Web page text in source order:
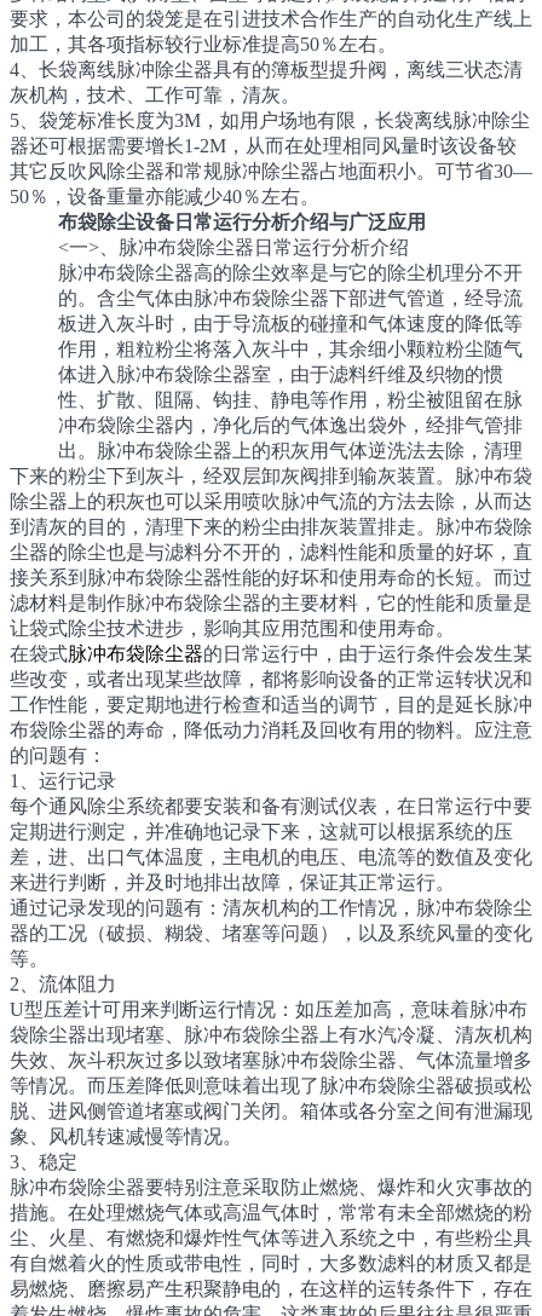
要求，本公司的袋笼是在引进技术合作生产的自动化生产线上
加工，其各项指标较行业标准提高50％左右。
4、长袋离线脉冲除尘器具有的簿板型提升阀，离线三状态清
灰机构，技术、工作可靠，清灰。
5、袋笼标准长度为3M，如用户场地有限，长袋离线脉冲除尘
器还可根据需要增长1-2M，从而在处理相同风量时该设备较
其它反吹风除尘器和常规脉冲除尘器占地面积小。可节省30—
50％，设备重量亦能减少40％左右。
布袋除尘设备日常运行分析介绍与广泛应用
<一>、脉冲布袋除尘器日常运行分析介绍
脉冲布袋除尘器高的除尘效率是与它的除尘机理分不开
的。含尘气体由脉冲布袋除尘器下部进气管道，经导流
板进入灰斗时，由于导流板的碰撞和气体速度的降低等
作用，粗粒粉尘将落入灰斗中，其余细小颗粒粉尘随气
体进入脉冲布袋除尘器室，由于滤料纤维及织物的惯
性、扩散、阻隔、钩挂、静电等作用，粉尘被阻留在脉
冲布袋除尘器内，净化后的气体逸出袋外，经排气管排
出。脉冲布袋除尘器上的积灰用气体逆洗法去除，清理
下来的粉尘下到灰斗，经双层卸灰阀排到输灰装置。脉冲布袋
除尘器上的积灰也可以采用喷吹脉冲气流的方法去除，从而达
到清灰的目的，清理下来的粉尘由排灰装置排走。脉冲布袋除
尘器的除尘也是与滤料分不开的，滤料性能和质量的好坏，直
接关系到脉冲布袋除尘器性能的好坏和使用寿命的长短。而过
滤材料是制作脉冲布袋除尘器的主要材料，它的性能和质量是
让袋式除尘技术进步，影响其应用范围和使用寿命。
在袋式脉冲布袋除尘器的日常运行中，由于运行条件会发生某
些改变，或者出现某些故障，都将影响设备的正常运转状况和
工作性能，要定期地进行检查和适当的调节，目的是延长脉冲
布袋除尘器的寿命，降低动力消耗及回收有用的物料。应注意
的问题有：
1、运行记录
每个通风除尘系统都要安装和备有测试仪表，在日常运行中要
定期进行测定，并准确地记录下来，这就可以根据系统的压
差，进、出口气体温度，主电机的电压、电流等的数值及变化
来进行判断，并及时地排出故障，保证其正常运行。
通过记录发现的问题有：清灰机构的工作情况，脉冲布袋除尘
器的工况（破损、糊袋、堵塞等问题），以及系统风量的变化
等。
2、流体阻力
U型压差计可用来判断运行情况：如压差加高，意味着脉冲布
袋除尘器出现堵塞、脉冲布袋除尘器上有水汽冷凝、清灰机构
失效、灰斗积灰过多以致堵塞脉冲布袋除尘器、气体流量增多
等情况。而压差降低则意味着出现了脉冲布袋除尘器破损或松
脱、进风侧管道堵塞或阀门关闭。箱体或各分室之间有泄漏现
象、风机转速减慢等情况。
3、稳定
脉冲布袋除尘器要特别注意采取防止燃烧、爆炸和火灾事故的
措施。在处理燃烧气体或高温气体时，常常有未全部燃烧的粉
尘、火星、有燃烧和爆炸性气体等进入系统之中，有些粉尘具
有自燃着火的性质或带电性，同时，大多数滤料的材质又都是
易燃烧、磨擦易产生积聚静电的，在这样的运转条件下，存在